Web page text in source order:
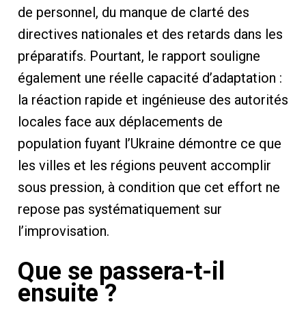
de personnel, du manque de clarté des
directives nationales et des retards dans les
préparatifs. Pourtant, le rapport souligne
également une réelle capacité d’adaptation :
la réaction rapide et ingénieuse des autorités
locales face aux déplacements de
population fuyant l’Ukraine démontre ce que
les villes et les régions peuvent accomplir
sous pression, à condition que cet effort ne
repose pas systématiquement sur
l’improvisation.
Que se passera-t-il
ensuite ?